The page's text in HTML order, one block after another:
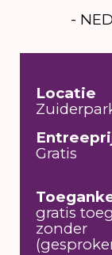
-
Locatie
Gratis
gratis
zonder